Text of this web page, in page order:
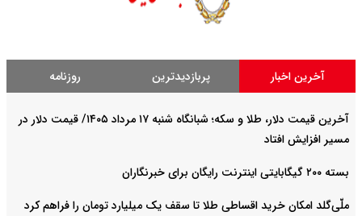
آخرین اخبار پربازدیدترین روزنامه
آخرین قیمت دلار، طلا و سکه؛ شبانگاه شنبه ۱۷ مرداد ۱۴۰۵/ قیمت دلار در
مسیر افزایش افتاد
بسته ۲۰۰ گیگابایتی اینترنت رایگان برای خبرنگاران
ملّی‌گلد امکان خرید اقساطی طلا تا سقف یک میلیارد تومان را فراهم کرد